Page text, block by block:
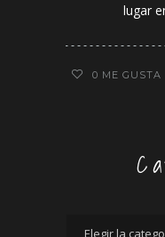
lugar
0 ME GUSTA